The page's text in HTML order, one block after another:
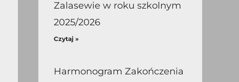
Zalasewie w roku szkolnym
2025/2026
Czytaj »
Harmonogram Zakończenia